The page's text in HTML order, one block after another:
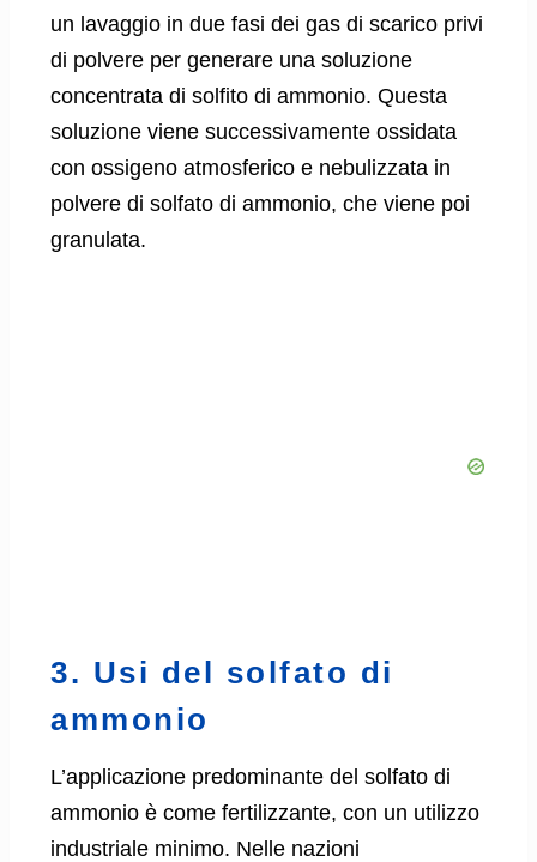
un lavaggio in due fasi dei gas di scarico privi
di polvere per generare una soluzione
concentrata di solfito di ammonio. Questa
soluzione viene successivamente ossidata
con ossigeno atmosferico e nebulizzata in
polvere di solfato di ammonio, che viene poi
granulata.
3. Usi del solfato di
ammonio
L’applicazione predominante del solfato di
ammonio è come fertilizzante, con un utilizzo
industriale minimo. Nelle nazioni